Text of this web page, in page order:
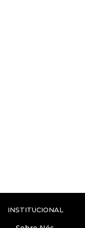
INSTITUCIONAL